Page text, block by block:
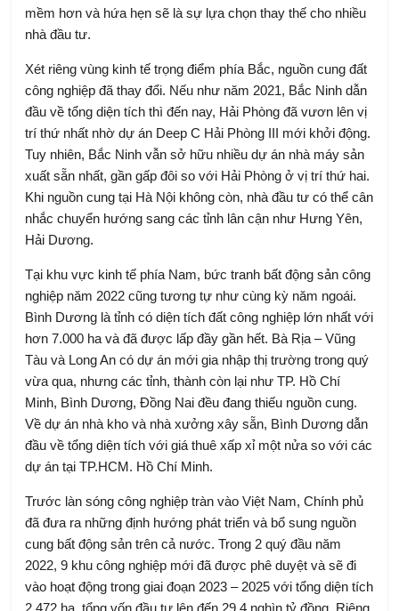
mềm hơn và hứa hẹn sẽ là sự lựa chọn thay thế cho nhiều
nhà đầu tư.
Xét riêng vùng kinh tế trọng điểm phía Bắc, nguồn cung đất
công nghiệp đã thay đổi. Nếu như năm 2021, Bắc Ninh dẫn
đầu về tổng diện tích thì đến nay, Hải Phòng đã vươn lên vị
trí thứ nhất nhờ dự án Deep C Hải Phòng III mới khởi động.
Tuy nhiên, Bắc Ninh vẫn sở hữu nhiều dự án nhà máy sản
xuất sẵn nhất, gần gấp đôi so với Hải Phòng ở vị trí thứ hai.
Khi nguồn cung tại Hà Nội không còn, nhà đầu tư có thể cân
nhắc chuyển hướng sang các tỉnh lân cận như Hưng Yên,
Hải Dương.
Tại khu vực kinh tế phía Nam, bức tranh bất động sản công
nghiệp năm 2022 cũng tương tự như cùng kỳ năm ngoái.
Bình Dương là tỉnh có diện tích đất công nghiệp lớn nhất với
hơn 7.000 ha và đã được lấp đầy gần hết. Bà Rịa – Vũng
Tàu và Long An có dự án mới gia nhập thị trường trong quý
vừa qua, nhưng các tỉnh, thành còn lại như TP. Hồ Chí
Minh, Bình Dương, Đồng Nai đều đang thiếu nguồn cung.
Về dự án nhà kho và nhà xưởng xây sẵn, Bình Dương dẫn
đầu về tổng diện tích với giá thuê xấp xỉ một nửa so với các
dự án tại TP.HCM. Hồ Chí Minh.
Trước làn sóng công nghiệp tràn vào Việt Nam, Chính phủ
đã đưa ra những định hướng phát triển và bổ sung nguồn
cung bất động sản trên cả nước. Trong 2 quý đầu năm
2022, 9 khu công nghiệp mới đã được phê duyệt và sẽ đi
vào hoạt động trong giai đoạn 2023 – 2025 với tổng diện tích
2.472 ha, tổng vốn đầu tư lên đến 29,4 nghìn tỷ đồng. Riêng